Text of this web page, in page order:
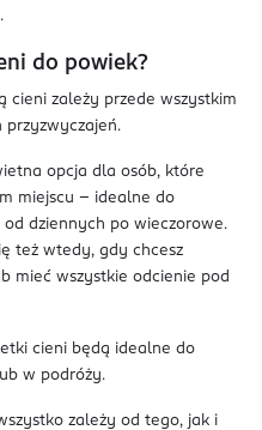
do powiek?
cieni zależy przede wszystkim
przyzwyczajeń.
opcja dla osób, które
miejscu – idealne do
dziennych po wieczorowe.
też wtedy, gdy chcesz
mieć wszystkie odcienie pod
cieni będą idealne do
w podróży.
zależy od tego, jak i